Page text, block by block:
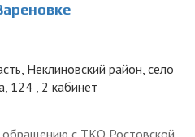
Неклиновский район, село
124 , 2 кабинет
обращению с ТКО Ростовской